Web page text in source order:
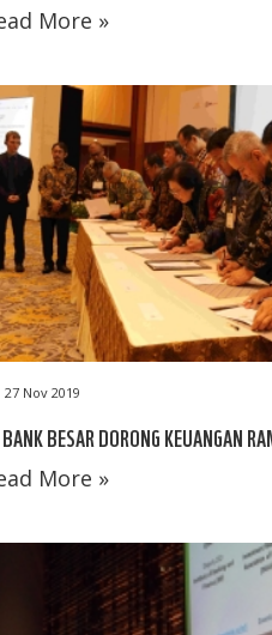
More »
27 Nov 2019
BESAR DORONG KEUANGAN
More »